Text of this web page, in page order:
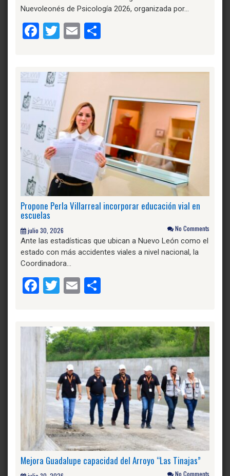
Nuevoleonés de Psicología 2026, organizada por…
Facebook
Twitter
Email
Propone Perla Villarreal incorporar educación vial en
escuelas
julio 30, 2026 No Comments
Ante las estadísticas que ubican a Nuevo León como el
estado con más accidentes viales a nivel nacional, la
Coordinadora…
Facebook
Twitter
Email
Mejora Guadalupe capacidad del Arroyo “Las Tinajas”
No Comments